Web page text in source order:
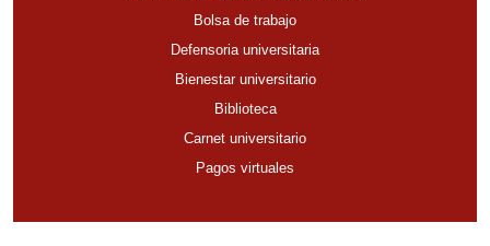
Bolsa de trabajo
Defensoria universitaria
Bienestar universitario
Biblioteca
Carnet universitario
Pagos virtuales